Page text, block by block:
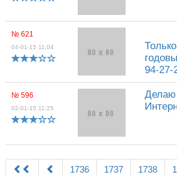
№ 621
04-01-15 11:04
94-27-
№ 596
02-01-15 11:25
Делаю
1736 1737 1738